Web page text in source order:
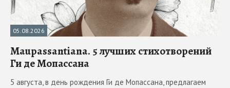
05.08.2026
Maupassantiana. 5 лучших стихотворений
Ги де Мопассана
5 августа, в день рождения Ги де Мопассана, предлагаем